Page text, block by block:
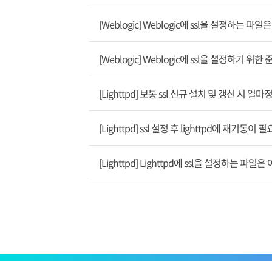
[Weblogic] Weblogic에 ssl을 설정하는 파일
[Weblogic] Weblogic에 ssl을 설정하기 위한
[Lighttpd] 보통 ssl 신규 설치 및 갱신 시 얼마
[Lighttpd] ssl 설정 후 lighttpd에 재기동이 필
[Lighttpd] Lighttpd에 ssl을 설정하는 파일은